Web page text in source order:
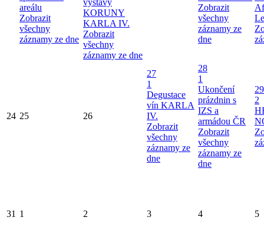
areálu
Zobrazit
všechny
záznamy ze dne
KORUNY
KARLA IV.
Zobrazit
všechny
záznamy ze dne
Zobrazit
všechny
záznamy ze
dne
24 25 26
27
1
Degustace
vín KARLA
IV.
Zobrazit
všechny
záznamy ze
dne
28
1
Ukončení
prázdnin s
IZS a
armádou ČR
Zobrazit
všechny
záznamy ze
dne
29
2
31 1 2 3 4 5